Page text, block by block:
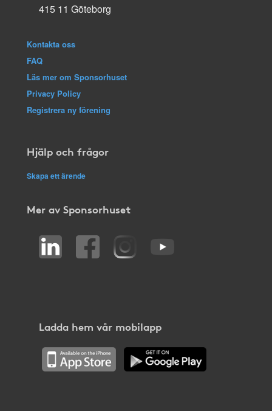
415 11 Göteborg
Kontakta oss
FAQ
Läs mer om Sponsorhuset
Privacy Policy
Registrera ny förening
Hjälp och frågor
Skapa ett ärende
Mer av Sponsorhuset
Ladda hem vår mobilapp